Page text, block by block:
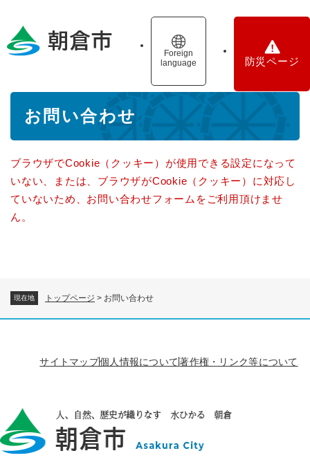
の
Foreign
language
防災ページ
現在地 トップページ > お問い合わせ
お問い合わせ
ブラウザでCookie（クッキー）が使用できる設定になって
いない、または、ブラウザがCookie（クッキー）に対応し
ていないため、お問い合わせフォームをご利用頂けませ
ん。
サイトマップ個人情報について著作権・リンク等について